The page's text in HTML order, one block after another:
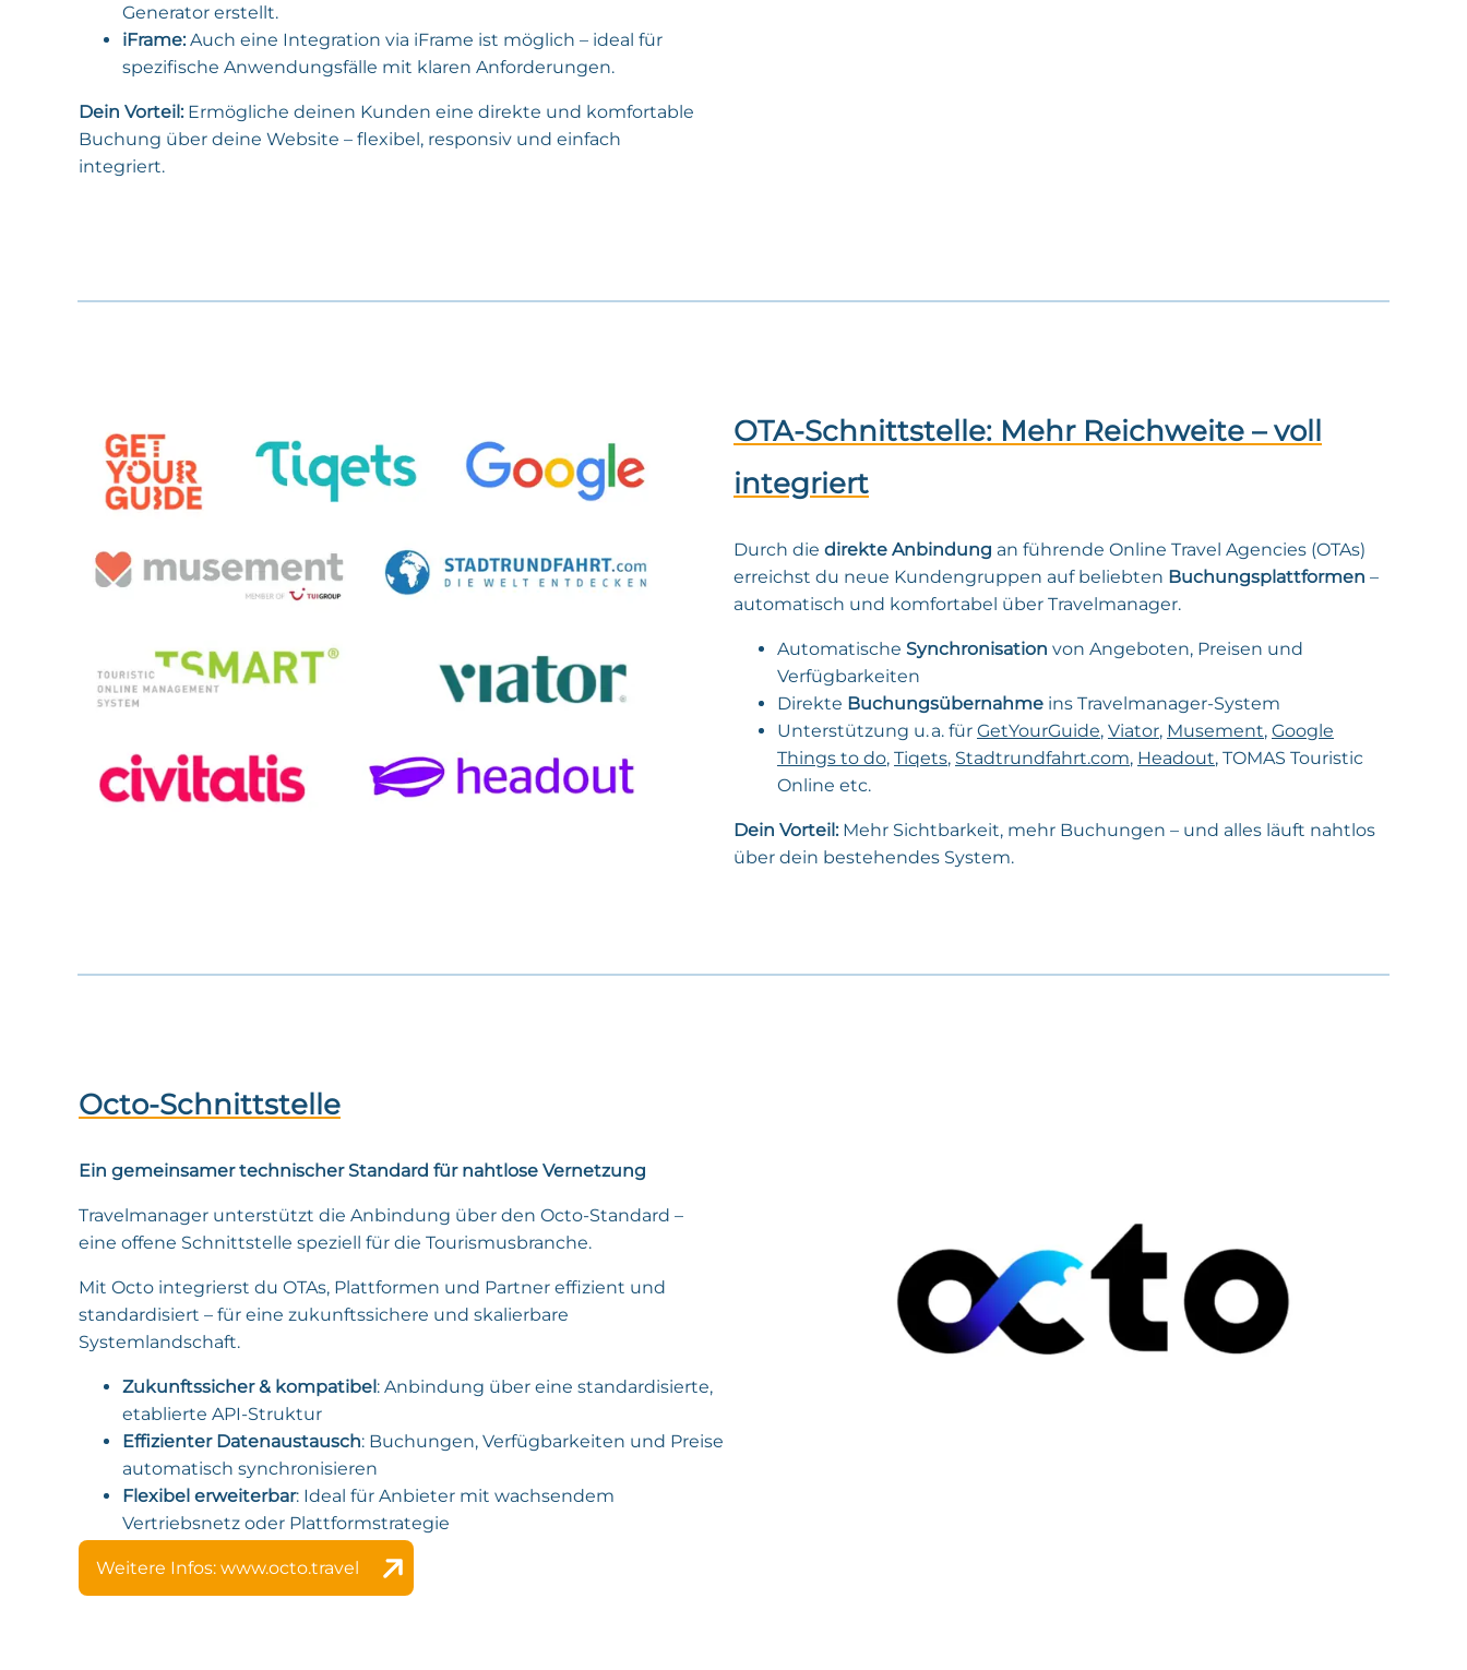
Generator erstellt.
iFrame:Auch eine Integration via iFrame ist möglich – ideal für
spezifische Anwendungsfälle mit klaren Anforderungen.
Dein Vorteil:Ermögliche deinen Kunden eine direkte und komfortable
Buchung über deine Website – flexibel, responsiv und einfach
integriert.
OTA-Schnittstelle: Mehr Reichweite – voll
integriert
Durch die direkte Anbindung an führende Online Travel Agencies (OTAs)
erreichst du neue Kundengruppen auf beliebten Buchungsplattformen –
automatisch und komfortabel über Travelmanager.
Automatische Synchronisation von Angeboten, Preisen und
Verfügbarkeiten
Direkte Buchungsübernahme ins Travelmanager-System
Unterstützung u. a. für GetYourGuide, Viator, Musement, Google
Things to do, Tiqets, Stadtrundfahrt.com, Headout, TOMAS Touristic
Online etc.
Dein Vorteil:Mehr Sichtbarkeit, mehr Buchungen – und alles läuft nahtlos
über dein bestehendes System.
Octo-Schnittstelle
Ein gemeinsamer technischer Standard für nahtlose Vernetzung
Travelmanager unterstützt die Anbindung über den Octo-Standard –
eine offene Schnittstelle speziell für die Tourismusbranche.
Mit Octo integrierst du OTAs, Plattformen und Partner effizient und
standardisiert – für eine zukunftssichere und skalierbare
Systemlandschaft.
Zukunftssicher & kompatibel : Anbindung über eine standardisierte,
etablierte API-Struktur
Effizienter Datenaustausch: Buchungen, Verfügbarkeiten und Preise
automatisch synchronisieren
Flexibel erweiterbar: Ideal für Anbieter mit wachsendem
Vertriebsnetz oder Plattformstrategie
Weitere Infos: www.octo.travel